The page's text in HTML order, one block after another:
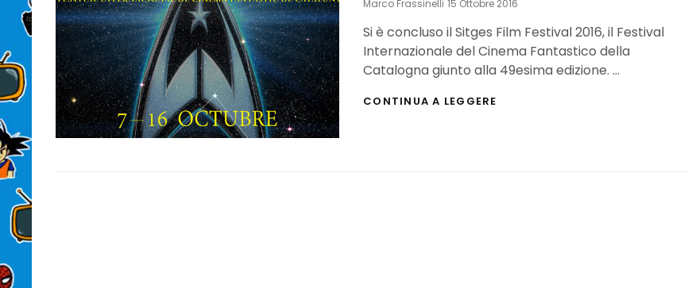
Marco Frassinelli Posted
15 Ottobre 2016
Si è concluso il Sitges Film Festival 2016, il Festival
Internazionale del Cinema Fantastico della
Catalogna giunto alla 49esima edizione. …
CONTINUA A LEGGERE